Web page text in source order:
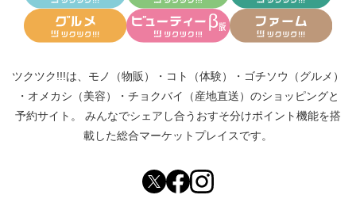
ツクツク!!!は、 モノ（物販） ・ コト（体験） ・ ゴチソウ（グルメ）
・ オメカシ（美容） ・ チョクバイ（産地直送） のショッピングと
予約サイト。
みんなでシェアし合う おすそ分けポイント機能を搭
載した総合マーケットプレイスです。